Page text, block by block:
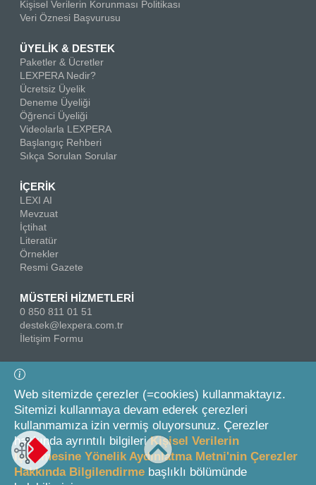
Kişisel Verilerin Korunması Politikası
Veri Öznesi Başvurusu
ÜYELİK & DESTEK
Paketler & Ücretler
LEXPERA Nedir?
Ücretsiz Üyelik
Deneme Üyeliği
Öğrenci Üyeliği
Videolarla LEXPERA
Başlangıç Rehberi
Sıkça Sorulan Sorular
İÇERİK
LEXI AI
Mevzuat
İçtihat
Literatür
Örnekler
Resmi Gazete
MÜSTERİ HİZMETLERİ
0 850 811 01 51
destek@lexpera.com.tr
İletişim Formu
Bizi Takip Edin
© 2026 On İki Levha Yayıncılık A.Ş.
Web sitemizde çerezler (=cookies) kullanmaktayız.
Sitemizi kullanmaya devam ederek çerezleri
kullanmamıza izin vermiş oluyorsunuz. Çerezler
hakkında ayrıntılı bilgileriKişisel Verilerin
İşlenmesine Yönelik Aydınlatma Metni'nin Çerezler
Hakkında Bilgilendirme başlıklı bölümünde